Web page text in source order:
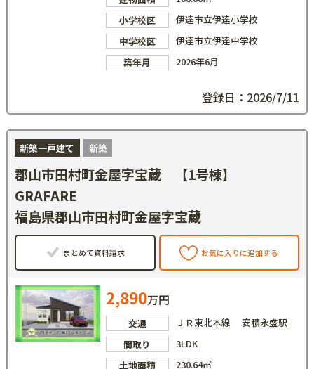
小学校区
伊達市立伊達小学校
中学校区
伊達市立伊達中学校
築年月
2026年6月
登録日：2026/7/11
新築一戸建て 新築
郡山市田村町金屋字宝蔵 【1号棟】
GRAFARE
福島県郡山市田村町金屋字宝蔵
まとめて資料請求 お気に入りに追加する
2,890万円
交通
ＪＲ東北本線 安積永盛駅
間取り
3LDK
土地面積
230.64㎡